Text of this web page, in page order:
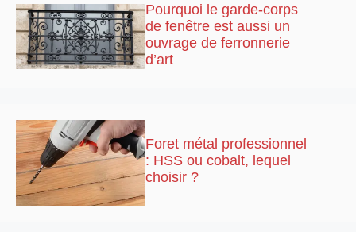
Pourquoi le garde-corps
de fenêtre est aussi un
ouvrage de ferronnerie
d’art
Foret métal professionnel
: HSS ou cobalt, lequel
choisir ?